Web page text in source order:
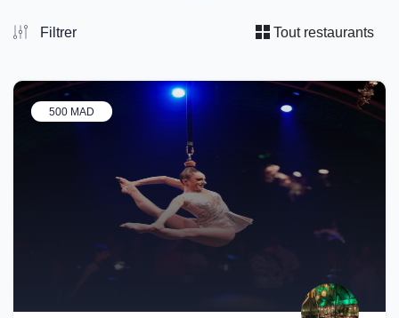
Filtrer Tout restaurants
500 MAD